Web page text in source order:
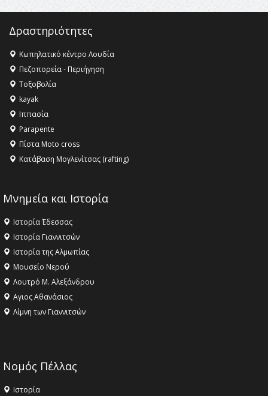
Δραστηριότητες
Κωπηλατικό κέντρο Λουδία
Πεζοπορεία - Περιήγηση
Τοξοβολία
kayak
Ιππασία
Parapente
Πίστα Moto cross
Κατάβαση Μογλενίτσας (rafting)
Μνημεία και Ιστορία
Ιστορία Έδεσσας
Ιστορία Γιαννιτσών
Ιστορία της Αλμωπίας
Μουσείο Νερού
Λουτρό Μ. Αλεξάνδρου
Αγιος Αθανάσιος
Λίμνη των Γιαννιτσών
Νομός Πέλλας
Ιστορία